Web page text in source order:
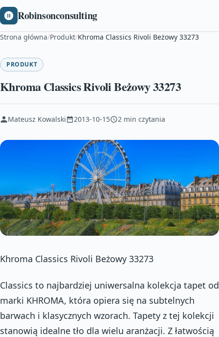
Robinsonconsulting
Strona główna/Produkt/Khroma Classics Rivoli Beżowy 33273
PRODUKT
Khroma Classics Rivoli Beżowy 33273
Mateusz Kowalski 2013-10-15 2 min czytania
Khroma Classics Rivoli Beżowy 33273
Classics to najbardziej uniwersalna kolekcja tapet od
marki KHROMA, która opiera się na subtelnych
barwach i klasycznych wzorach. Tapety z tej kolekcji
stanowią idealne tło dla wielu aranżacji. Z łatwością